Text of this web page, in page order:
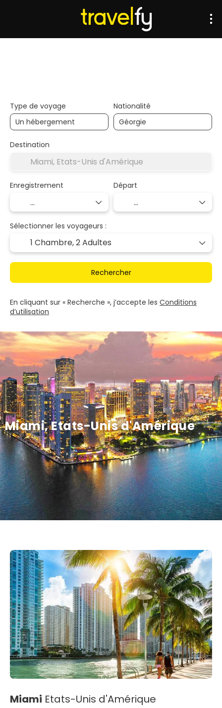
Miami, Etats-Unis d'Amérique
Type de voyage Nationalité
Destination
Enregistrement Départ
Sélectionner les voyageurs :
1 Chambre,2 Adultes
Rechercher
En cliquant sur « Recherche », j’accepte les Conditions
d’utilisation
Miami Etats-Unis d'Amérique